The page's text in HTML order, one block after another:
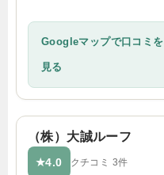
Googleマップで口コミを
見る
（株）大誠ルーフ
★4.0 クチコミ 3件